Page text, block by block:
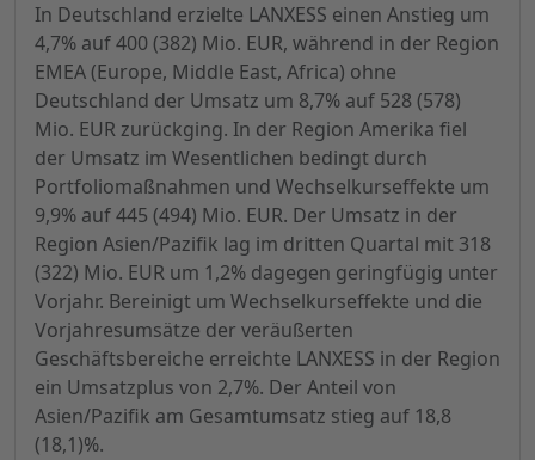
In Deutschland erzielte LANXESS einen Anstieg um
4,7% auf 400 (382) Mio. EUR, während in der Region
EMEA (Europe, Middle East, Africa) ohne
Deutschland der Umsatz um 8,7% auf 528 (578)
Mio. EUR zurückging. In der Region Amerika fiel
der Umsatz im Wesentlichen bedingt durch
Portfoliomaßnahmen und Wechselkurseffekte um
9,9% auf 445 (494) Mio. EUR. Der Umsatz in der
Region Asien/Pazifik lag im dritten Quartal mit 318
(322) Mio. EUR um 1,2% dagegen geringfügig unter
Vorjahr. Bereinigt um Wechselkurseffekte und die
Vorjahresumsätze der veräußerten
Geschäftsbereiche erreichte LANXESS in der Region
ein Umsatzplus von 2,7%. Der Anteil von
Asien/Pazifik am Gesamtumsatz stieg auf 18,8
(18,1)%.